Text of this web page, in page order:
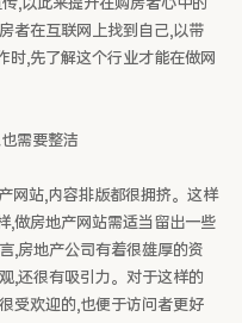
,以此来提升在购房者心中的
者在互联网上找到自己,以带
时,先了解这个行业才能在做网
需要整洁
站,内容排版都很拥挤。这样
,做房地产网站需适当留出一些
,房地产公司有着很雄厚的资
,还很有吸引力。对于这样的
受欢迎的,也便于访问者更好